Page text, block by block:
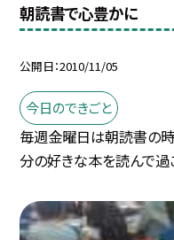
朝読書で心豊かに
公開日 2010/11/05
今日のできごと
毎週金曜日は朝読書の時
分の好きな本を読んで過